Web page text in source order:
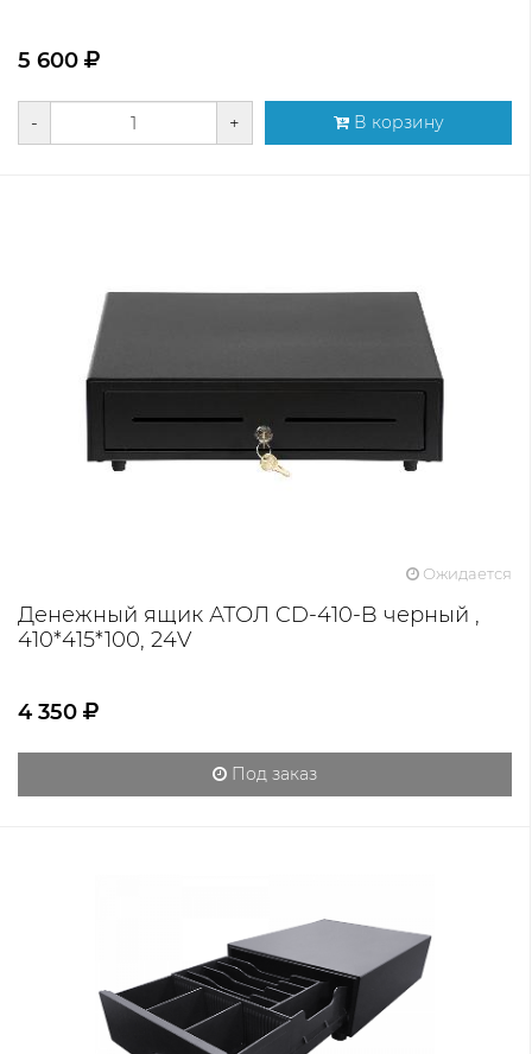
5 600
- + В корзину
Ожидается
Денежный ящик АТОЛ CD-410-B черный ,
410*415*100, 24V
4 350
Под заказ